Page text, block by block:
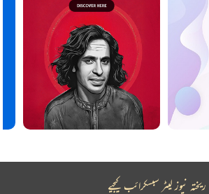
ریختہ نیوز لیٹر سبسکرائب کیجیے